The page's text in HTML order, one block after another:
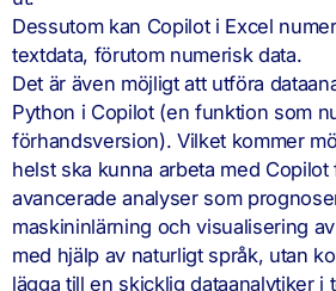
Dessutom kan Copilot i Excel
textdata, förutom numerisk data.
Det är även möjligt att utföra
Python i Copilot (en funktion som
förhandsversion). Vilket kommer
helst ska kunna arbeta med Copilot
avancerade analyser som
maskininlärning och visualisering
med hjälp av naturligt språk, utan
lägga till en skicklig dataanalytiker i